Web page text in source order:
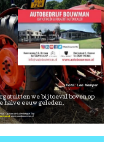
halve eeuw geleden.
tijd. Op naar de Luttenbergse Top
www.autobouwman.nl
Leo Kemper